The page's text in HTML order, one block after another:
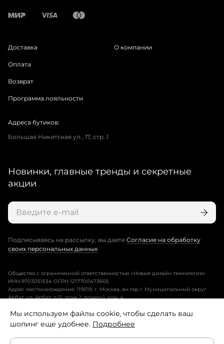
Доставка
Оплата
Возврат
Программа лояльности
О компании
Адреса бутиков:
Большая Никитская ул., 17, стр. 1
Новинки, главные тренды и секретные
акции
Подписываясь на рассылку, вы даете Согласие на обработку
своих персональных данных
Общество с ограниченной ответственностью «Новые дизайн технологии»
ИНН 9703051534 ОГРН 1217700473605
Адрес местонахождения: 119019, г. Москва, вн.тер.г. Муниципальный округ
Арбат, ул. Арбат, д.11, этаж 2, помещ.1, ком. 4.
Пользовательское соглашение
Политика конфиденциальности
Мы используем файлы cookie, чтобы сделать ваш
шопинг еще удобнее. Подробнее